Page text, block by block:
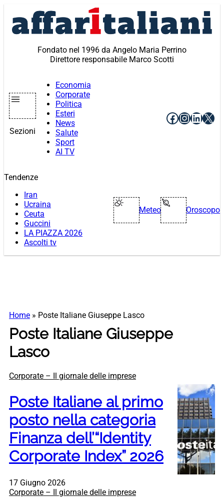
contenuto
Fondato nel 1996 da Angelo Maria Perrino
Direttore responsabile Marco Scotti
Sezioni
Economia
Corporate
Politica
Esteri
News
Salute
Sport
AI TV
Facebook
X
Tendenze
Iran
Ucraina
Ceuta
Guccini
LA PIAZZA 2026
Ascolti tv
Meteo Oroscopo
Home » Poste Italiane Giuseppe Lasco
Poste Italiane Giuseppe
Lasco
Corporate – Il giornale delle imprese
Poste Italiane al primo
posto nella categoria
Finanza dell’“Identity
Corporate Index” 2026
17 Giugno 2026
Corporate – Il giornale delle imprese